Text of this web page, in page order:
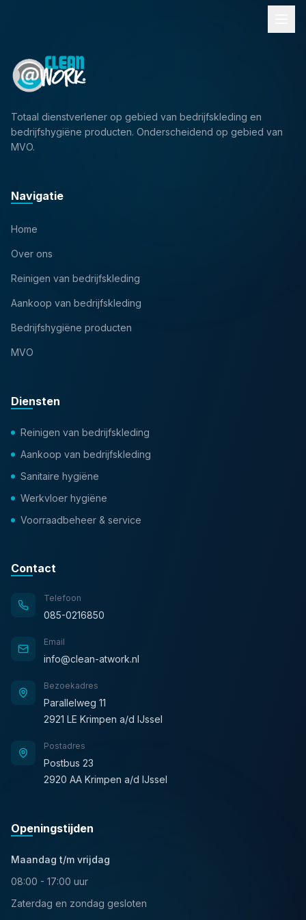
Totaal dienstverlener op gebied van bedrijfskleding en
bedrijfshygiëne producten. Onderscheidend op gebied van
MVO.
Navigatie
Home
Over ons
Reinigen van bedrijfskleding
Aankoop van bedrijfskleding
Bedrijfshygiëne producten
MVO
Diensten
Reinigen van bedrijfskleding
Aankoop van bedrijfskleding
Sanitaire hygiëne
Werkvloer hygiëne
Voorraadbeheer & service
Contact
Telefoon
085-0216850
Email
info@clean-atwork.nl
Bezoekadres
Parallelweg 11
2921 LE Krimpen a/d IJssel
Postadres
Postbus 23
2920 AA Krimpen a/d IJssel
Openingstijden
Maandag t/m vrijdag
08:00 - 17:00 uur
Zaterdag en zondag gesloten